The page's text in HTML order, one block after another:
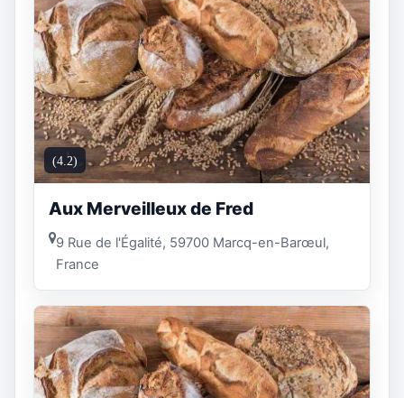
(4.2)
Aux Merveilleux de Fred
9 Rue de l'Égalité, 59700 Marcq-en-Barœul,
France